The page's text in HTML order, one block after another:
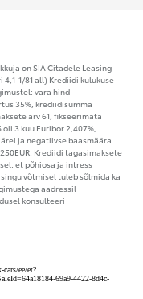
on SIA Citadele Leasing
1/81 all) Krediidi kulukuse
vara hind
35%, krediidisumma
arv 61, fikseerimata
3 kuu Euribor 2,407%,
ja negatiivse baasmäära
Krediidi tagasimaksete
et põhiosa ja intress
võtmisel tuleb sõlmida ka
aadressil
konsulteeri
ee/et?
69a9-4422-8d4c-